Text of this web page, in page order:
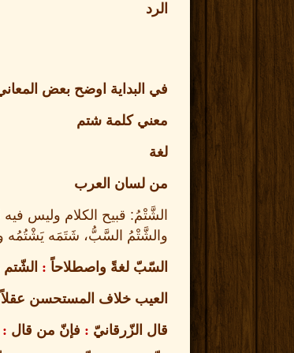
الرد
في البداية اوضح بعض المعاني
معني كلمة شتم
لغة
من لسان العرب
الشَّتْمُ: قبيح الكلام وليس
والشَّتْمُ السَّبُّ، شَتَمَه يَشْتُمُه
السّبّ لغةً واصطلاحاً :
العيب خلاف المستحسن
قال الزّرقانيّ : فإنّ من قال :